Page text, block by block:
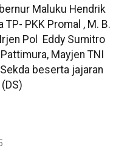
Maluku Hendrik
PKK Promal , M. B.
Pol Eddy Sumitro
Mayjen TNI
beserta jajaran